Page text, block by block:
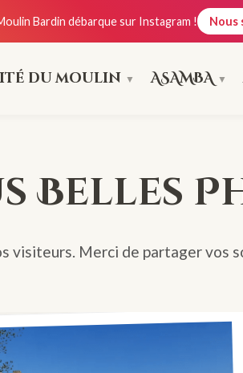
Bardin débarque sur Instagram ! Nous
du moulin ASAMBA
Belles
visiteurs. Merci de partager vos